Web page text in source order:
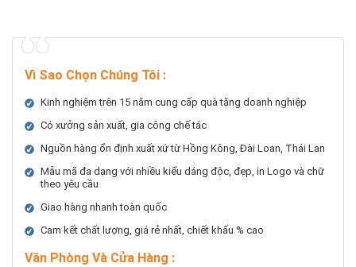
Vì Sao Chọn Chúng Tôi :
Kinh nghiệm trên 15 năm cung cấp quà tặng doanh nghiệp
Có xưởng sản xuất, gia công chế tác
Nguồn hàng ổn định xuất xứ từ Hồng Kông, Đài Loan, Thái Lan
Mẫu mã đa dạng với nhiều kiểu dáng độc, đẹp, in Logo và chữ
theo yêu cầu
Giao hàng nhanh toàn quốc
Cam kết chất lượng, giá rẻ nhất, chiết khấu % cao
Văn Phòng Và Cửa Hàng :